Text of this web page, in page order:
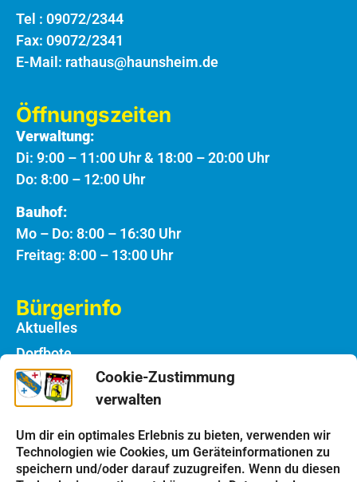
Cookie-Zustimmung
verwalten
Um dir ein optimales Erlebnis zu bieten, verwenden wir
Technologien wie Cookies, um Geräteinformationen zu
speichern und/oder darauf zuzugreifen. Wenn du diesen
Tel : 09072/2344
Fax: 09072/2341
E-Mail: rathaus@haunsheim.de
Öffnungszeiten
Verwaltung:
Di: 9:00 – 11:00 Uhr & 18:00 – 20:00 Uhr
Do: 8:00 – 12:00 Uhr
Bauhof:
Mo – Do: 8:00 – 16:30 Uhr
Freitag: 8:00 – 13:00 Uhr
Bürgerinfo
Aktuelles
Dorfbote
Rathaus
Notdienste
Bauhof